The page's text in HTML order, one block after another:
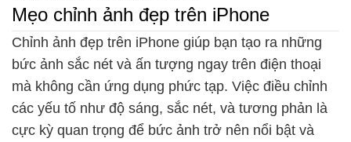
Mẹo chỉnh ảnh đẹp trên iPhone
Chỉnh ảnh đẹp trên iPhone giúp bạn tạo ra những
bức ảnh sắc nét và ấn tượng ngay trên điện thoại
mà không cần ứng dụng phức tạp. Việc điều chỉnh
các yếu tố như độ sáng, sắc nét, và tương phản là
cực kỳ quan trọng để bức ảnh trở nên nổi bật và